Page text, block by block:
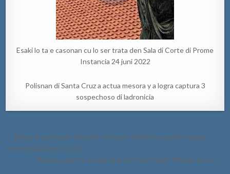
Esaki lo ta e casonan cu lo ser trata den Sala di Corte di Prome
Instancia 24 juni 2022
Polisnan di Santa Cruz a actua mesora y a logra captura 3
sospechoso di ladronicia
Post
navigation
← Pelea di cachonan di bisiña na Seroe Patrishi a casi bira pelea
entre bisiña den un cas!
Poesia, storia y novela di autor local Quito Nicolas pa tur →